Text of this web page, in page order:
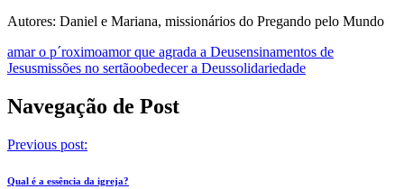
Autores: Daniel e Mariana, missionários do Pregando pelo Mundo
amar o p´roximoamor que agrada a Deusensinamentos de
Jesusmissões no sertãoobedecer a Deussolidariedade
Navegação de Post
Previous post:
Qual é a essência da igreja?